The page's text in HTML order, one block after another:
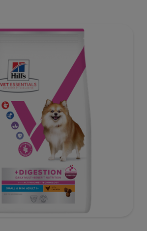
van huisdieren voedt, voor een
voor nu en de toekomst.